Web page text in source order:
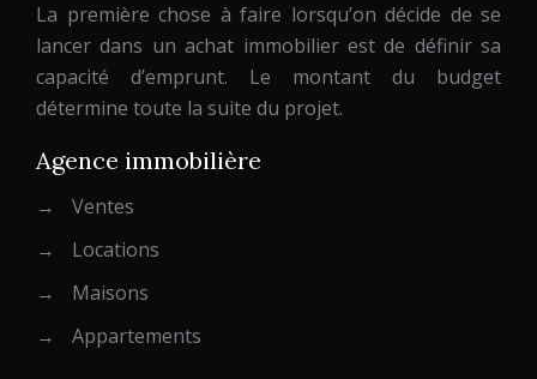
La première chose à faire lorsqu’on décide de se
lancer dans un achat immobilier est de définir sa
capacité d’emprunt. Le montant du budget
détermine toute la suite du projet.
Agence immobilière
→
Ventes
→
Locations
→
Maisons
→
Appartements